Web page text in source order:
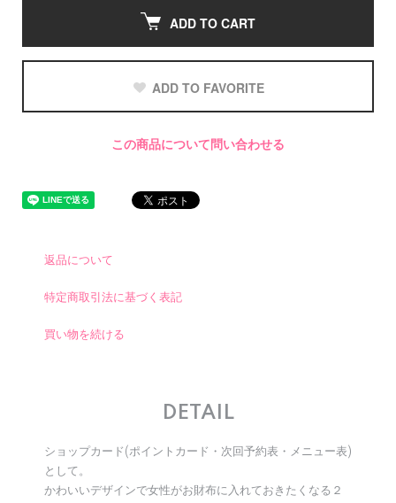
ADD TO CART
ADD TO FAVORITE
この商品について問い合わせる
返品について
特定商取引法に基づく表記
買い物を続ける
DETAIL
ショップカード(ポイントカード・次回予約表・メニュー表)
として。
かわいいデザインで女性がお財布に入れておきたくなる２